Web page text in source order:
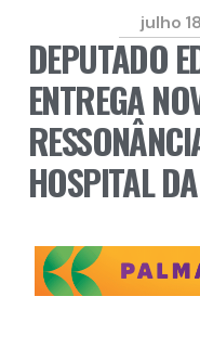
julho
DEPUTADO
ENTREGA
HOSPITAL